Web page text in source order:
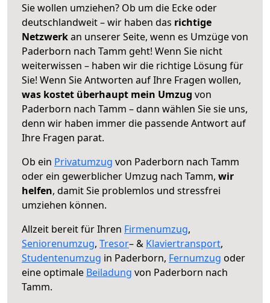
Sie wollen umziehen? Ob um die Ecke oder
deutschlandweit – wir haben das richtige
Netzwerkan unserer Seite, wenn es Umzüge von
Paderborn nach Tamm geht! Wenn Sie nicht
weiterwissen – haben wir die richtige Lösung für
Sie! Wenn Sie Antworten auf Ihre Fragen wollen,
was kostet überhaupt mein Umzug von
Paderborn nach Tamm – dann wählen Sie sie uns,
denn wir haben immer die passende Antwort auf
Ihre Fragen parat.
Ob ein Privatumzug von Paderborn nach Tamm
oder ein gewerblicher Umzug nach Tamm, wir
helfen, damit Sie problemlos und stressfrei
umziehen können.
Allzeit bereit für Ihren Firmenumzug,
Seniorenumzug, Tresor– & Klaviertransport,
Studentenumzug in Paderborn, Fernumzug oder
eine optimale Beiladung von Paderborn nach
Tamm.